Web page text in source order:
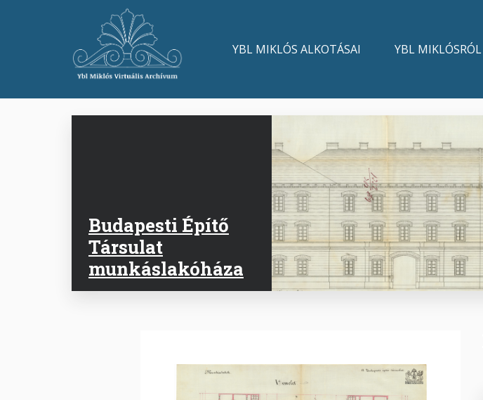
MainYBL MIKLÓS ALKOTÁSAI YBL MIKLÓSRÓL
Budapesti Építő
Társulat
munkáslakóháza